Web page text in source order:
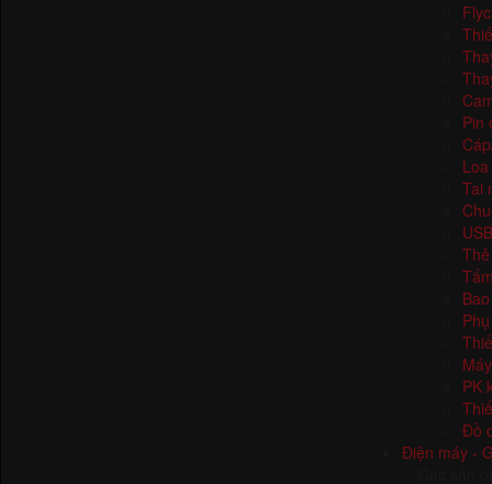
Pin
Loa
Tai
USB
PK
Đồ
Điện máy -